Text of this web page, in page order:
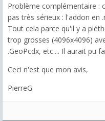
Problème complémentaire :
pas très sérieux : l'addon en
Tout cela parce qu'il y a
trop grosses (4096x4096)
.GeoPcdx, etc.... Il aurait pu
Ceci n'est que mon avis,
PierreG